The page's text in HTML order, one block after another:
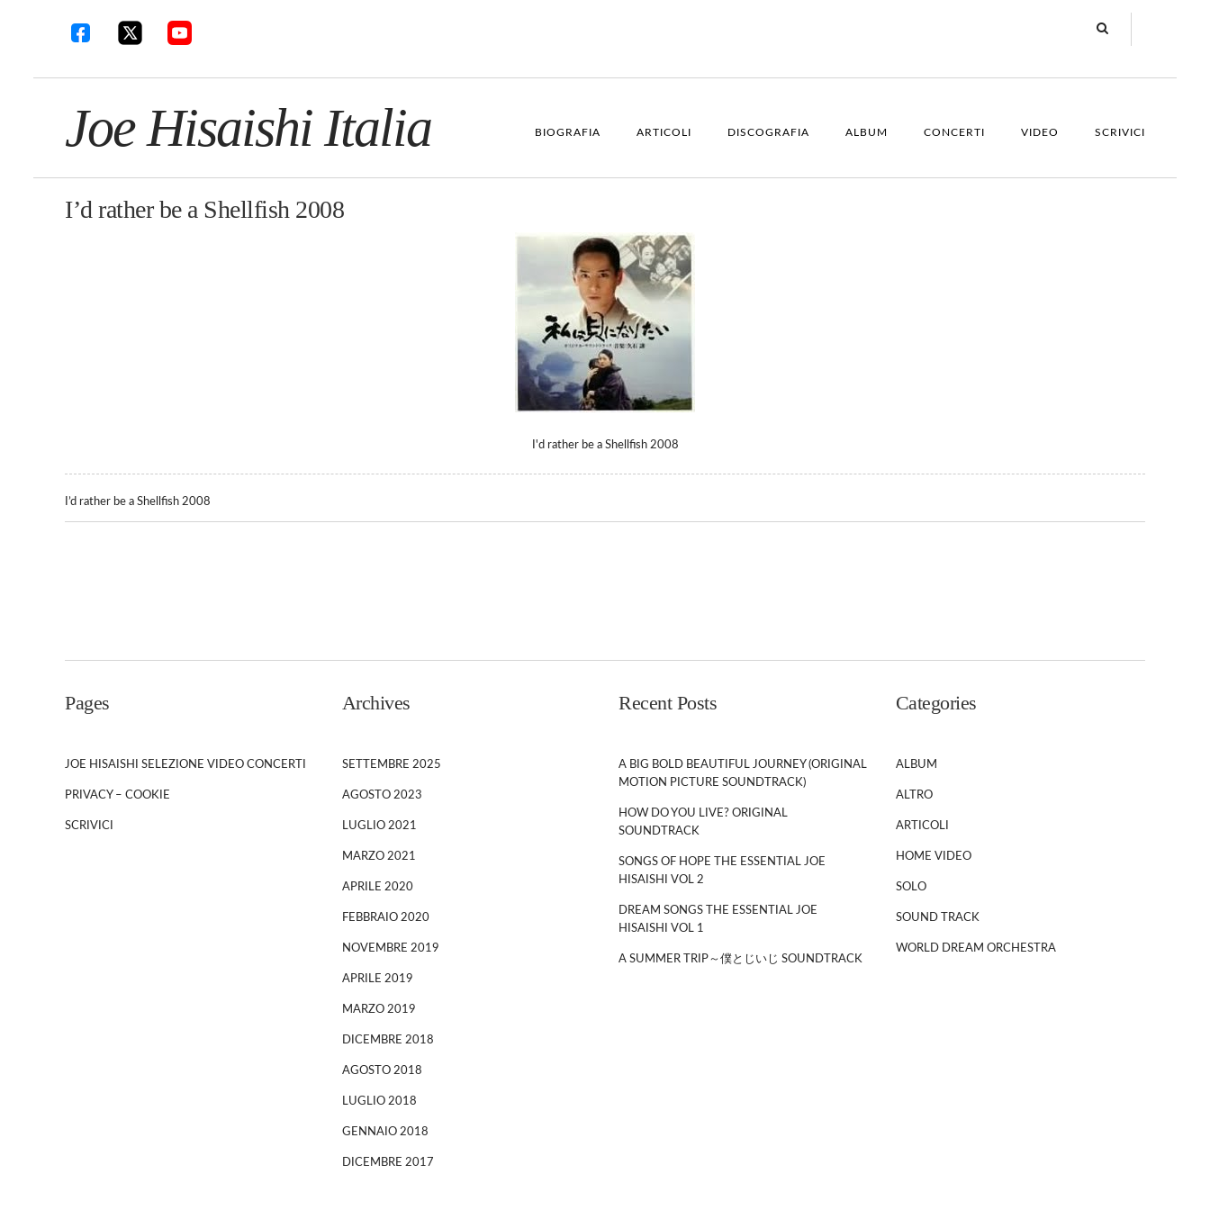
Joe Hisaishi Italia BIOGRAFIA ARTICOLI DISCOGRAFIA ALBUM CONCERTI VIDEO SCRIVICI
I’d rather be a Shellfish 2008
I'd rather be a Shellfish 2008
I’d rather be a Shellfish 2008
Pages
JOE HISAISHI SELEZIONE VIDEO CONCERTI
PRIVACY – COOKIE
SCRIVICI
Archives
SETTEMBRE 2025
AGOSTO 2023
LUGLIO 2021
MARZO 2021
APRILE 2020
FEBBRAIO 2020
NOVEMBRE 2019
APRILE 2019
MARZO 2019
DICEMBRE 2018
AGOSTO 2018
LUGLIO 2018
GENNAIO 2018
DICEMBRE 2017
Recent Posts
A BIG BOLD BEAUTIFUL JOURNEY (ORIGINAL
MOTION PICTURE SOUNDTRACK)
HOW DO YOU LIVE? ORIGINAL
SOUNDTRACK
SONGS OF HOPE THE ESSENTIAL JOE
HISAISHI VOL 2
DREAM SONGS THE ESSENTIAL JOE
HISAISHI VOL 1
A SUMMER TRIP～僕とじいじ SOUNDTRACK
Categories
ALBUM
ALTRO
ARTICOLI
HOME VIDEO
SOLO
SOUND TRACK
WORLD DREAM ORCHESTRA